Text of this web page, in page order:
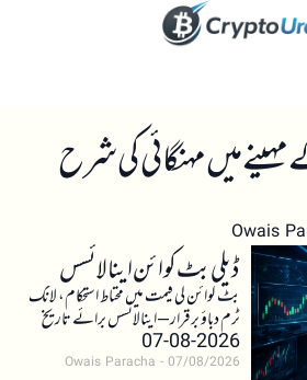
میں مہنگائی کی شرح
Owais
ڈیلی بٹ کوائن اینالائسس
بٹ کوائن کی قیمت میں محتاط استحکام، لانگ
ٹرم دباؤ برقرار – اینالائسس برائے تاریخ
2026-08-07
Owais Paracha 07/08/2026